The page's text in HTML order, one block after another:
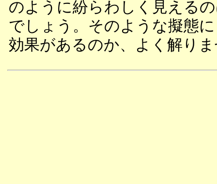
のように紛らわしく見える
でしょう。そのような擬態
効果があるのか、よく解り